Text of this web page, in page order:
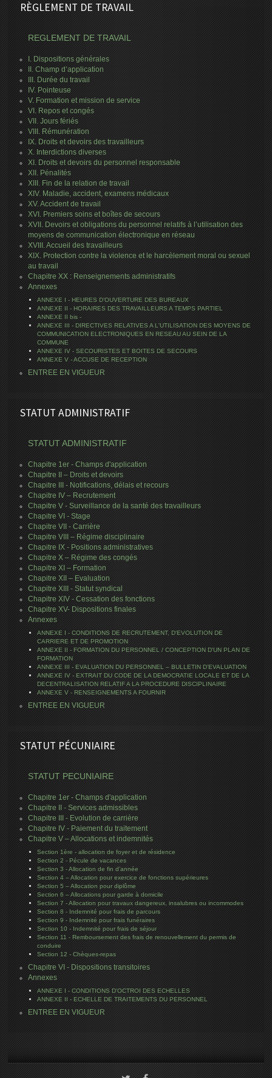
RÈGLEMENT DE TRAVAIL
REGLEMENT DE TRAVAIL
I. Dispositions générales
II. Champ d’application
III. Durée du travail
IV. Pointeuse
V. Formation et mission de service
VI. Repos et congés
VII. Jours fériés
VIII. Rémunération
IX. Droits et devoirs des travailleurs
X. Interdictions diverses
XI. Droits et devoirs du personnel responsable
XII. Pénalités
XIII. Fin de la relation de travail
XIV. Maladie, accident, examens médicaux
XV. Accident de travail
XVI. Premiers soins et boîtes de secours
XVII. Devoirs et obligations du personnel relatifs à l’utilisation des
moyens de communication électronique en réseau
XVIII. Accueil des travailleurs
XIX. Protection contre la violence et le harcèlement moral ou sexuel
au travail
Chapitre XX : Renseignements administratifs
Annexes
ANNEXE I - HEURES D’OUVERTURE DES BUREAUX
ANNEXE II - HORAIRES DES TRAVAILLEURS A TEMPS PARTIEL
ANNEXE II bis -
ANNEXE III - DIRECTIVES RELATIVES A L'UTILISATION DES MOYENS DE
COMMUNICATION ELECTRONIQUES EN RESEAU AU SEIN DE LA
COMMUNE
ANNEXE IV - SECOURISTES ET BOITES DE SECOURS
ANNEXE V - ACCUSE DE RECEPTION
ENTREE EN VIGUEUR
STATUT ADMINISTRATIF
STATUT ADMINISTRATIF
Chapitre 1er - Champs d'application
Chapitre II – Droits et devoirs
Chapitre III - Notifications, délais et recours
Chapitre IV – Recrutement
Chapitre V - Surveillance de la santé des travailleurs
Chapitre VI - Stage
Chapitre VII - Carrière
Chapitre VIII – Régime disciplinaire
Chapitre IX - Positions administratives
Chapitre X – Régime des congés
Chapitre XI – Formation
Chapitre XII – Evaluation
Chapitre XIII - Statut syndical
Chapitre XIV - Cessation des fonctions
Chapitre XV- Dispositions finales
Annexes
ANNEXE I - CONDITIONS DE RECRUTEMENT, D'EVOLUTION DE
CARRIERE ET DE PROMOTION
ANNEXE II - FORMATION DU PERSONNEL / CONCEPTION D'UN PLAN DE
FORMATION
ANNEXE III - EVALUATION DU PERSONNEL – BULLETIN D’EVALUATION
ANNEXE IV - EXTRAIT DU CODE DE LA DEMOCRATIE LOCALE ET DE LA
DECENTRALISATION RELATIF A LA PROCEDURE DISCIPLINAIRE
ANNEXE V - RENSEIGNEMENTS A FOURNIR
ENTREE EN VIGUEUR
STATUT PÉCUNIAIRE
STATUT PECUNIAIRE
Chapitre 1er - Champs d'application
Chapitre II - Services admissibles
Chapitre III - Evolution de carrière
Chapitre IV - Paiement du traitement
Chapitre V – Allocations et indemnités
Section 1ère - allocation de foyer et de résidence
Section 2 - Pécule de vacances
Section 3 - Allocation de fin d’année
Section 4 – Allocation pour exercice de fonctions supérieures
Section 5 – Allocation pour diplôme
Section 6 – Allocations pour garde à domicile
Section 7 - Allocation pour travaux dangereux, insalubres ou incommodes
Section 8 - Indemnité pour frais de parcours
Section 9 - Indemnité pour frais funéraires
Section 10 - Indemnité pour frais de séjour
Section 11 - Remboursement des frais de renouvellement du permis de
conduire
Section 12 - Chèques-repas
Chapitre VI - Dispositions transitoires
Annexes
ANNEXE I - CONDITIONS D'OCTROI DES ECHELLES
ANNEXE II - ECHELLE DE TRAITEMENTS DU PERSONNEL
ENTREE EN VIGUEUR